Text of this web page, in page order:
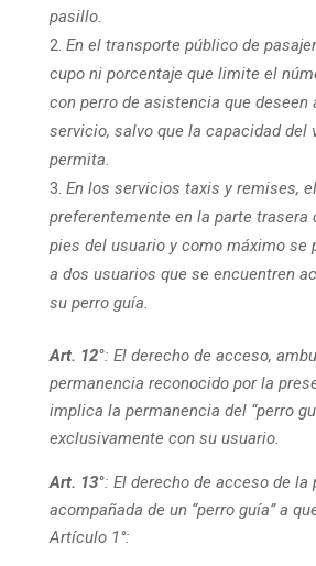
pasillo.
En el transporte público de
cupo ni porcentaje que limite el
con perro de asistencia que deseen
servicio, salvo que la capacidad del
permita.
En los servicios taxis y remises,
preferentemente en la parte trasera
pies del usuario y como máximo se
a dos usuarios que se encuentren
su perro guía.
Art. 12°: El derecho de acceso,
permanencia reconocido por la
implica la permanencia del “perro
exclusivamente con su usuario.
Art. 13°: El derecho de acceso de la
acompañada de un “perro guía” a
Artículo 1°: